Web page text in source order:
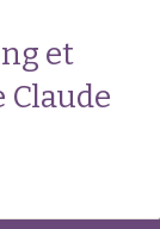
et
Claude